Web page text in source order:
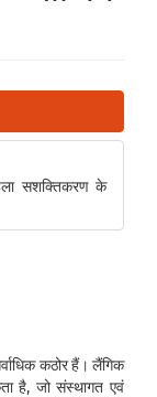
सशक्तिकरण के
कठोर हैं। लैंगिक
है, जो संस्थागत एवं